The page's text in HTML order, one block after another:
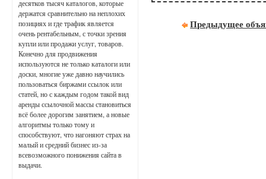
Предыдущее
десятков тысяч каталогов, которые
держатся сравнительно на неплохих
позициях и где трафик является
очень рентабельным, с точки зрения
купли или продажи услуг, товаров.
Конечно для продвижения
используются не только каталоги или
доски, многие уже давно научились
пользоваться биржами ссылок или
статей, но с каждым годом такой вид
аренды ссылочной массы становиться
всё более дорогим занятием, а новые
алгоритмы только тому и
способствуют, что нагоняют страх на
малый и средний бизнес из-за
всевозможного понижения сайта в
выдачи.